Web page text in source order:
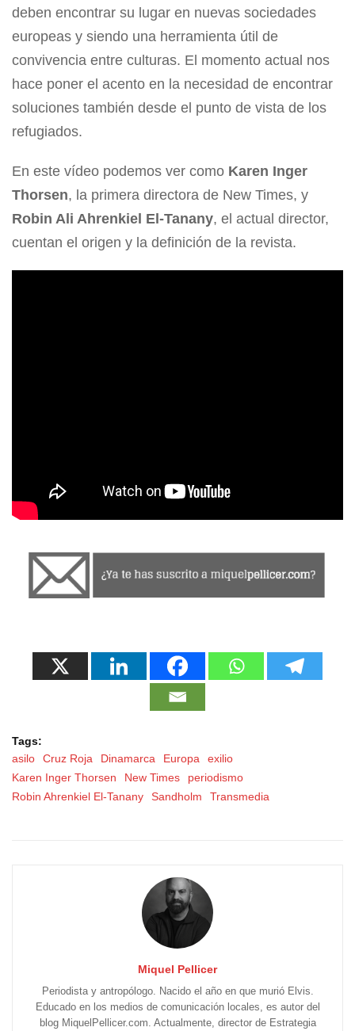
deben encontrar su lugar en nuevas sociedades
europeas y siendo una herramienta útil de
convivencia entre culturas. El momento actual nos
hace poner el acento en la necesidad de encontrar
soluciones también desde el punto de vista de los
refugiados.
En este vídeo podemos ver como Karen Inger
Thorsen, la primera directora de New Times, y
Robin Ali Ahrenkiel El-Tanany, el actual director,
cuentan el origen y la definición de la revista.
Tags:
asilo
Cruz Roja Dinamarca Europa
exilio
Karen Inger Thorsen
New Times
periodismo
Robin Ahrenkiel El-Tanany
Sandholm Transmedia
Miquel Pellicer
Periodista y antropólogo. Nacido el año en que murió Elvis.
Educado en los medios de comunicación locales, es autor del
blog MiquelPellicer.com. Actualmente, director de Estrategia